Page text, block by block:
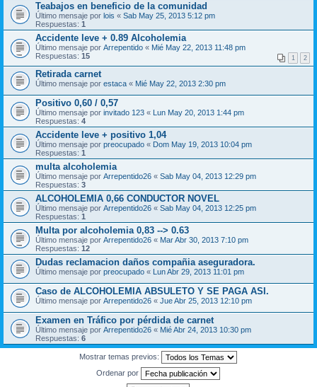
Teabajos en beneficio de la comunidad
Último mensaje por lois « Sab May 25, 2013 5:12 pm
Respuestas: 1
Accidente leve + 0.89 Alcoholemia
Último mensaje por Arrepentido « Mié May 22, 2013 11:48 pm
Respuestas: 15 1 2
Retirada carnet
Último mensaje por estaca « Mié May 22, 2013 2:30 pm
Positivo 0,60 / 0,57
Último mensaje por invitado 123 « Lun May 20, 2013 1:44 pm
Respuestas: 4
Accidente leve + positivo 1,04
Último mensaje por preocupado « Dom May 19, 2013 10:04 pm
Respuestas: 1
multa alcoholemia
Último mensaje por Arrepentido26 « Sab May 04, 2013 12:29 pm
Respuestas: 3
ALCOHOLEMIA 0,66 CONDUCTOR NOVEL
Último mensaje por Arrepentido26 « Sab May 04, 2013 12:25 pm
Respuestas: 1
Multa por alcoholemia 0,83 --> 0.63
Último mensaje por Arrepentido26 « Mar Abr 30, 2013 7:10 pm
Respuestas: 12
Dudas reclamacion daños compañia aseguradora.
Último mensaje por preocupado « Lun Abr 29, 2013 11:01 pm
Caso de ALCOHOLEMIA ABSULETO Y SE PAGA ASI.
Último mensaje por Arrepentido26 « Jue Abr 25, 2013 12:10 pm
Examen en Tráfico por pérdida de carnet
Último mensaje por Arrepentido26 « Mié Abr 24, 2013 10:30 pm
Respuestas: 6
Mostrar temas previos:
Ordenar por